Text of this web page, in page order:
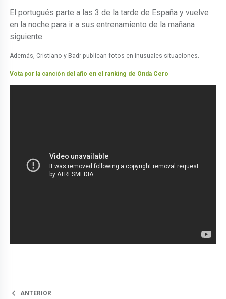
El portugués parte a las 3 de la tarde de España y vuelve
en la noche para ir a sus entrenamiento de la mañana
siguiente.
Además, Cristiano y Badr publican fotos en inusuales situaciones.
Vota por la canción del año en el ranking de Onda Cero
ANTERIOR